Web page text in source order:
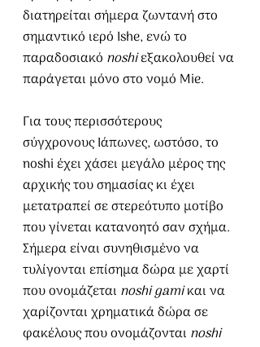
διατηρείται σήμερα ζωντανή στο
σημαντικό ιερό Ishe, ενώ το
παραδοσιακό noshi εξακολουθεί να
παράγεται μόνο στο νομό Mie.
Για τους περισσότερους
σύγχρονους Ιάπωνες, ωστόσο, το
noshi έχει χάσει μεγάλο μέρος της
αρχικής του σημασίας κι έχει
μετατραπεί σε στερεότυπο μοτίβο
που γίνεται κατανοητό σαν σχήμα.
Σήμερα είναι συνηθισμένο να
τυλίγονται επίσημα δώρα με χαρτί
που ονομάζεται noshi gami και να
χαρίζονται χρηματικά δώρα σε
φακέλους που ονομάζονται noshi